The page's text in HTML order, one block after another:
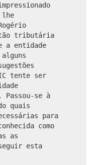
lhe
tributária
a entidade
tente ser
se à
quais
para
como
as
esta